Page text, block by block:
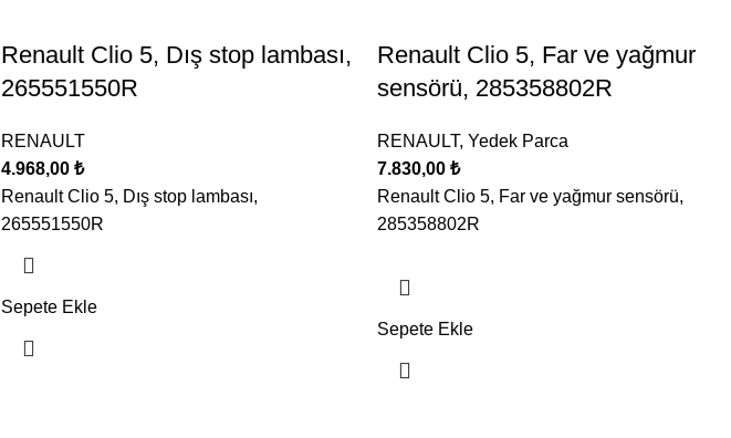
Renault Clio 5, Dış stop lambası,
265551550R
RENAULT
4.968,00 ₺
Renault Clio 5, Dış stop lambası,
265551550R
Sepete Ekle
Renault Clio 5, Far ve yağmur
sensörü, 285358802R
RENAULT, Yedek Parca
7.830,00 ₺
Renault Clio 5, Far ve yağmur sensörü,
285358802R
Sepete Ekle